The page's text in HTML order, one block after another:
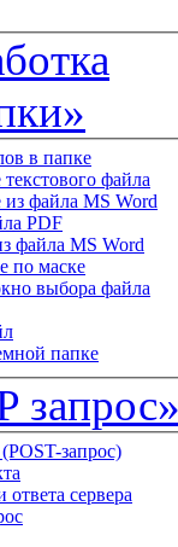
в папке
файла
из файла MS Word
PDF
файла MS Word
по маске
выбора файла
папке
запрос)
сервера